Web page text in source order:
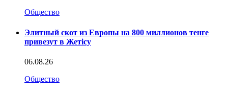
Общество
Элитный скот из Европы на 800 миллионов тенге
привезут в Жетісу
06.08.26
Общество